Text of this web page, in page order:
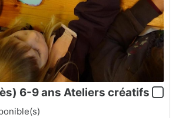
6-9 ans Ateliers créatifs